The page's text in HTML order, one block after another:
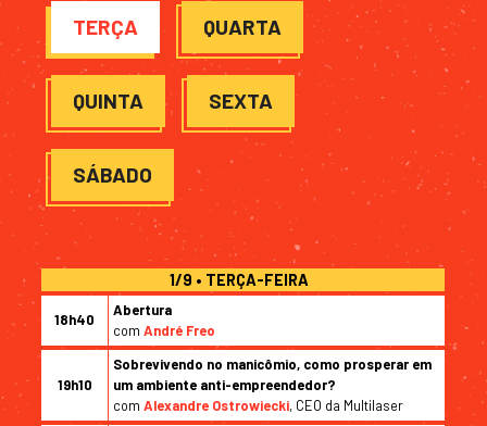
TERÇA QUARTA
QUINTA SEXTA
SÁBADO
1/9 • TERÇA-FEIRA
18h40
Abertura
comAndré Freo
19h10
Sobrevivendo no manicômio, como prosperar em
um ambiente anti-empreendedor?
comAlexandre Ostrowiecki, CEO da Multilaser